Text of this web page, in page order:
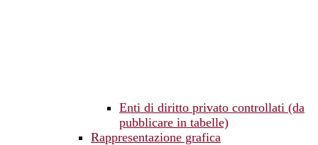
Enti di diritto privato controllati (da
pubblicare in tabelle)
Rappresentazione grafica